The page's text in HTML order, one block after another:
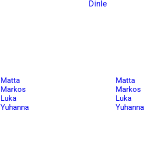
Matta
Markos
Luka
Yuhanna
Dinle
Matta
Markos
Luka
Yuhanna